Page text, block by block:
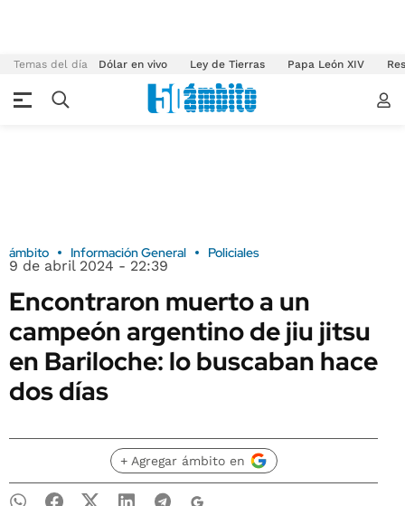
Temas del día Dólar en vivo Ley de Tierras Papa León XIV
ámbito Información General Policiales
9 de abril 2024 - 22:39
Encontraron muerto a un
campeón argentino de jiu jitsu
en Bariloche: lo buscaban hace
dos días
+ Agregar ámbito en